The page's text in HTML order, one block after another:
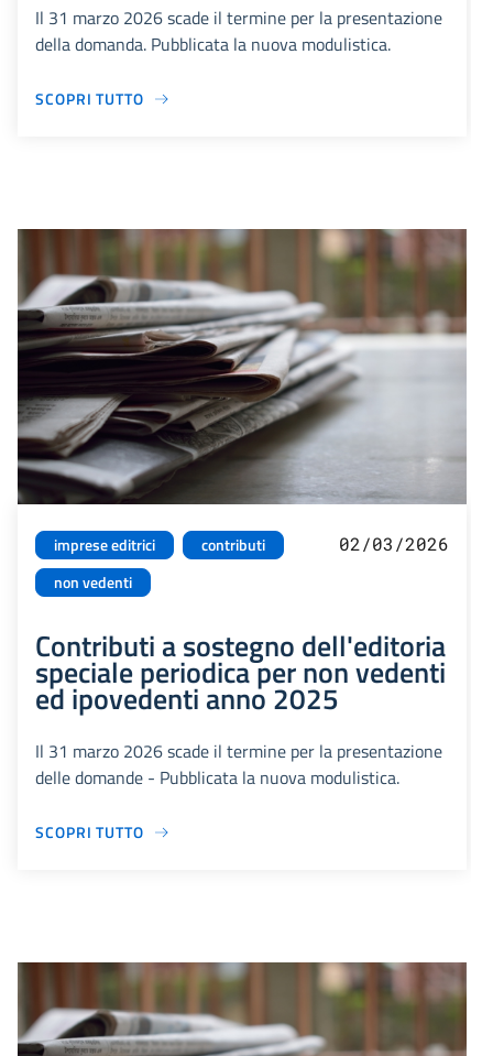
Il 31 marzo 2026 scade il termine per la presentazione
della domanda. Pubblicata la nuova modulistica.
SCOPRI TUTTO
imprese editrici
contributi
non vedenti
02/03/2026
Contributi a sostegno dell'editoria
speciale periodica per non vedenti
ed ipovedenti anno 2025
Il 31 marzo 2026 scade il termine per la presentazione
delle domande - Pubblicata la nuova modulistica.
SCOPRI TUTTO